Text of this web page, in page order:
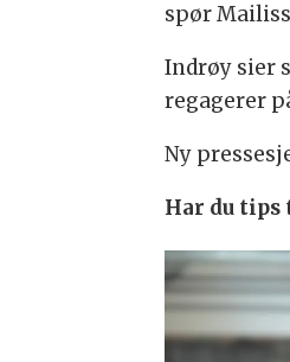
spør
Indrøy sier
regagerer
Ny
Har du tips